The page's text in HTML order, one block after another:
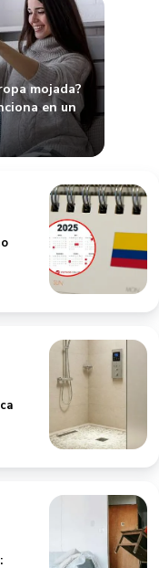
mojada?
en un